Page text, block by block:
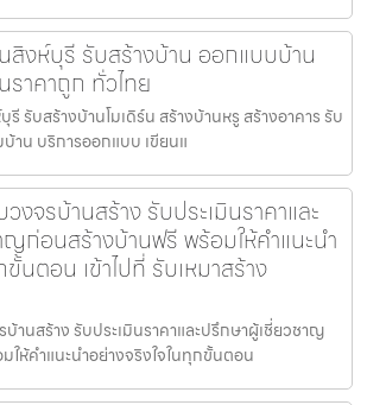
สิงห์บุรี รับสร้างบ้าน ออกแบบบ้าน
ราคาถูก ทั่วไทย
รี รับสร้างบ้านโมเดิร์น สร้างบ้านหรู สร้างอาคาร รับ
าน บริการออกแบบ เขียนแ
งจรบ้านสร้าง รับประเมินราคาและ
ก่อนสร้างบ้านฟรี พร้อมให้คำแนะนำ
ขั้นตอน เข้าไปที่ รับเหมาสร้าง
านสร้าง รับประเมินราคาและปรึกษาผู้เชี่ยวชาญ
ให้คำแนะนำอย่างจริงใจในทุกขั้นตอน